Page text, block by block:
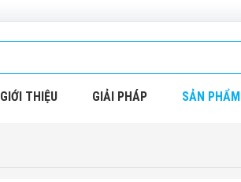
GIỚI THIỆU GIẢI PHÁP SẢN PHẨM